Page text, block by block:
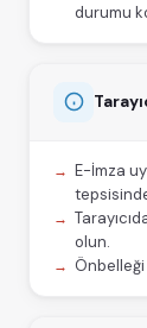
durumu
E-İmza
olun.